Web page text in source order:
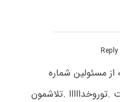
از مسئولین شماره
.توروخدااااا .تلاشمون